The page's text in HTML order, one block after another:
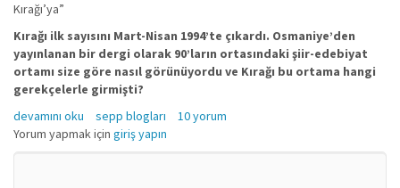
Kırağı’ya”
Kırağı ilk sayısını Mart-Nisan 1994’te çıkardı. Osmaniye’den
yayınlanan bir dergi olarak 90’ların ortasındaki şiir-edebiyat
ortamı size göre nasıl görünüyordu ve Kırağı bu ortama hangi
gerekçelerle girmişti?
Taşra Niye Masum? (Masum mu?) hakkında
devamını oku sepp blogları
10 yorum
Yorum yapmak için giriş yapın